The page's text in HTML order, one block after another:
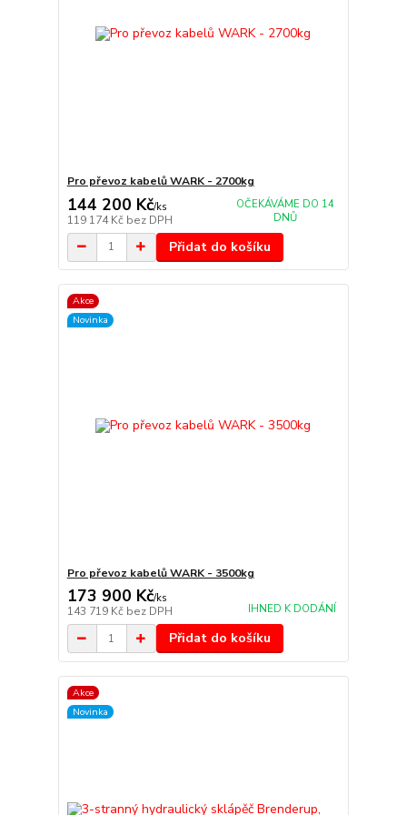
Pro převoz kabelů WARK - 2700kg
144 200 Kč/ks
119 174 Kč bez DPH
OČEKÁVÁME DO 14
DNŮ
Přidat do košíku
Akce
Novinka
Pro převoz kabelů WARK - 3500kg
173 900 Kč/ks
143 719 Kč bez DPH IHNED K DODÁNÍ
Přidat do košíku
Akce
Novinka